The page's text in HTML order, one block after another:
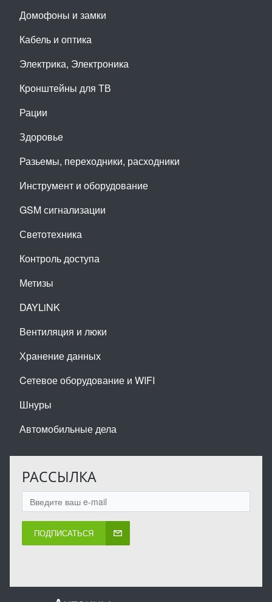
Домофоны и замки
Кабель и оптика
Электрика, Электроника
Кронштейны для ТВ
Рации
Здоровье
Разьемы, переходники, расходники
Инструмент и оборудование
GSM сигнализации
Светотехника
Контроль доступа
Метизы
DAYLiNK
Вентиляция и люки
Хранение данных
Cетевое оборудование и WIFI
Шнуры
Автомобильные дела
РАССЫЛКА
ПОДПИСАТЬСЯ